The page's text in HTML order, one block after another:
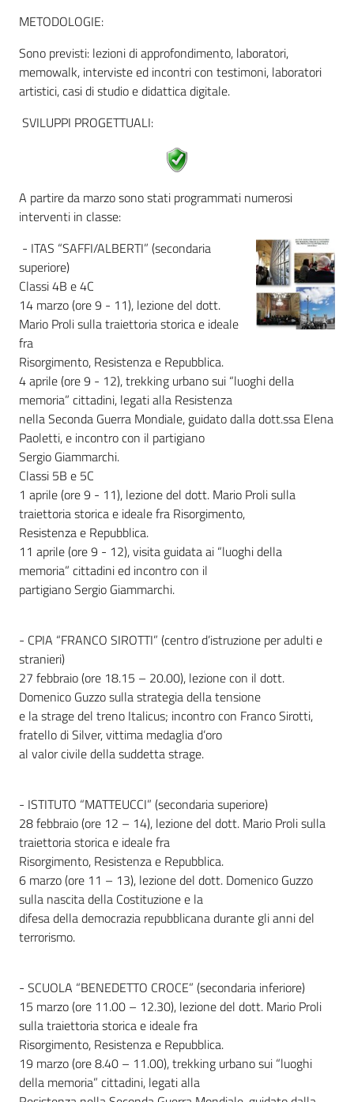
legislativa
Assemblea
Per i media
Per i cittadini
METODOLOGIE:
Sono previsti: lezioni di approfondimento, laboratori,
memowalk, interviste ed incontri con testimoni, laboratori
artistici, casi di studio e didattica digitale.
SVILUPPI PROGETTUALI:
A partire da marzo sono stati programmati numerosi
interventi in classe:
- ITAS “SAFFI/ALBERTI” (secondaria
superiore)
Classi 4B e 4C
14 marzo (ore 9 - 11), lezione del dott.
Mario Proli sulla traiettoria storica e ideale
fra
Risorgimento, Resistenza e Repubblica.
4 aprile (ore 9 - 12), trekking urbano sui “luoghi della
memoria” cittadini, legati alla Resistenza
nella Seconda Guerra Mondiale, guidato dalla dott.ssa Elena
Paoletti, e incontro con il partigiano
Sergio Giammarchi.
Classi 5B e 5C
1 aprile (ore 9 - 11), lezione del dott. Mario Proli sulla
traiettoria storica e ideale fra Risorgimento,
Resistenza e Repubblica.
11 aprile (ore 9 - 12), visita guidata ai “luoghi della
memoria” cittadini ed incontro con il
partigiano Sergio Giammarchi.
- CPIA “FRANCO SIROTTI” (centro d’istruzione per adulti e
stranieri)
27 febbraio (ore 18.15 – 20.00), lezione con il dott.
Domenico Guzzo sulla strategia della tensione
e la strage del treno Italicus; incontro con Franco Sirotti,
fratello di Silver, vittima medaglia d’oro
al valor civile della suddetta strage.
- ISTITUTO “MATTEUCCI” (secondaria superiore)
28 febbraio (ore 12 – 14), lezione del dott. Mario Proli sulla
traiettoria storica e ideale fra
Risorgimento, Resistenza e Repubblica.
6 marzo (ore 11 – 13), lezione del dott. Domenico Guzzo
sulla nascita della Costituzione e la
difesa della democrazia repubblicana durante gli anni del
terrorismo.
- SCUOLA “BENEDETTO CROCE” (secondaria inferiore)
15 marzo (ore 11.00 – 12.30), lezione del dott. Mario Proli
sulla traiettoria storica e ideale fra
Risorgimento, Resistenza e Repubblica.
19 marzo (ore 8.40 – 11.00), trekking urbano sui “luoghi
della memoria” cittadini, legati alla